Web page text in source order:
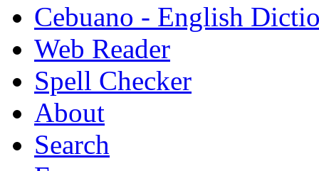
Cebuano - English
Web Reader
Spell Checker
About
Search